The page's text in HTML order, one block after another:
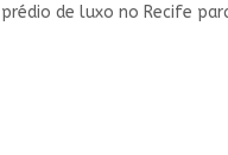
de luxo no Recife